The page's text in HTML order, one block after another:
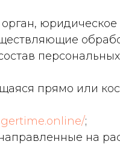
прямо или
;
на